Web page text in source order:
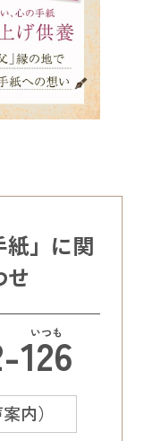
紙」に関
せ
-126
内）